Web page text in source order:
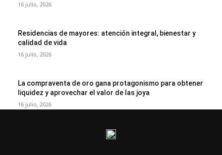
16 julio, 2026
Residencias de mayores: atención integral, bienestar y
calidad de vida
16 julio, 2026
La compraventa de oro gana protagonismo para obtener
liquidez y aprovechar el valor de las joya
16 julio, 2026